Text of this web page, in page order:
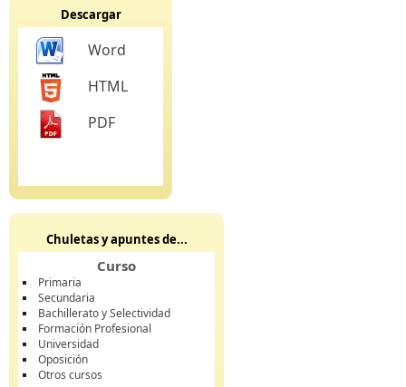
Descargar
Word
HTML
PDF
Chuletas y apuntes de...
Curso
Primaria
Secundaria
Bachillerato y Selectividad
Formación Profesional
Universidad
Oposición
Otros cursos